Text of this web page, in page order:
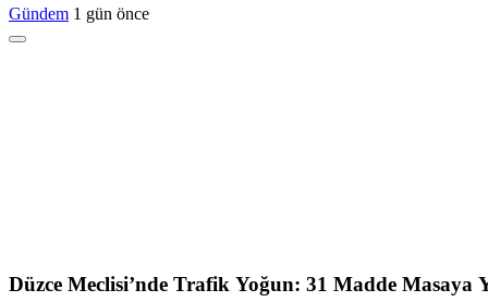
Gündem 1 gün önce
Düzce Meclisi’nde Trafik Yoğun: 31 Madde Masaya